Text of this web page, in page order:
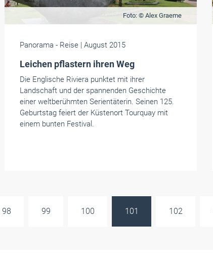
Foto: © Alex Graeme
Panorama - Reise | August 2015
Leichen pflastern ihren Weg
Die Englische Riviera punktet mit ihrer
Landschaft und der spannenden Geschichte
einer weltberühmten Serientäterin. Seinen 125.
Geburtstag feiert der Küstenort Tourquay mit
einem bunten Festival.
98 99 100 101 102